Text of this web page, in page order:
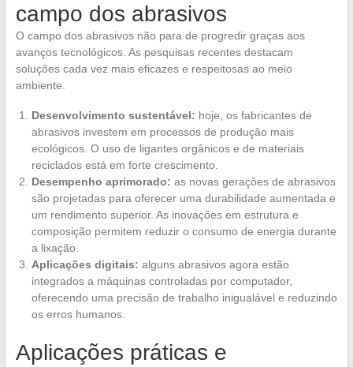
campo dos abrasivos
O campo dos abrasivos não para de progredir graças aos
avanços tecnológicos. As pesquisas recentes destacam
soluções cada vez mais eficazes e respeitosas ao meio
ambiente.
Desenvolvimento sustentável: hoje, os fabricantes de
abrasivos investem em processos de produção mais
ecológicos. O uso de ligantes orgânicos e de materiais
reciclados está em forte crescimento.
Desempenho aprimorado: as novas gerações de abrasivos
são projetadas para oferecer uma durabilidade aumentada e
um rendimento superior. As inovações em estrutura e
composição permitem reduzir o consumo de energia durante
a lixação.
Aplicações digitais: alguns abrasivos agora estão
integrados a máquinas controladas por computador,
oferecendo uma precisão de trabalho inigualável e reduzindo
os erros humanos.
Aplicações práticas e